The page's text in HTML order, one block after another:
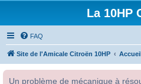
La 10HP
FAQ
Site de l'Amicale Citroën 10HP
Un problème de mécanique à